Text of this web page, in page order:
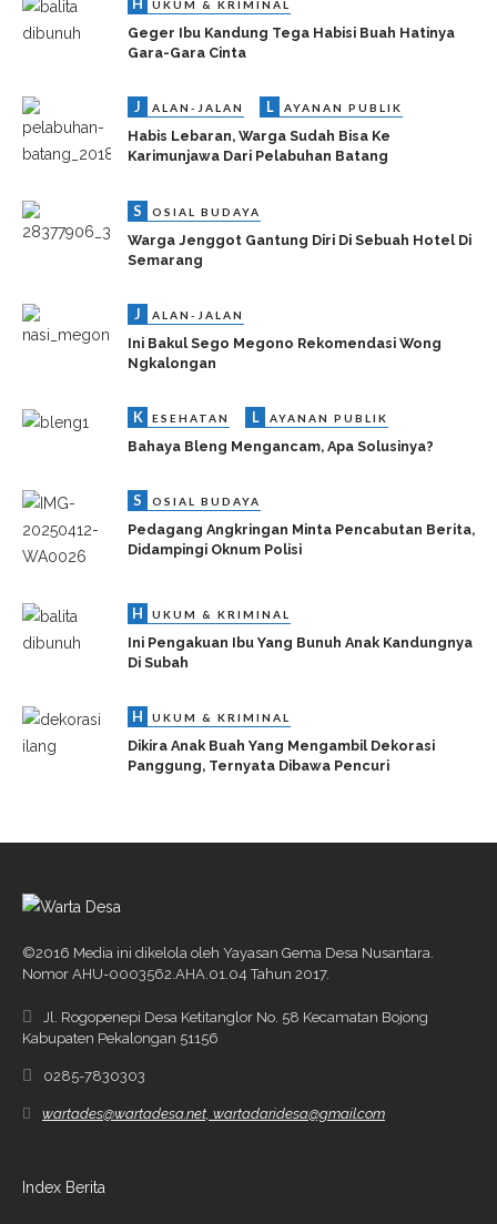
H UKUM & KRIMINAL
Geger Ibu Kandung Tega Habisi Buah Hatinya
Gara-Gara Cinta
J ALAN-JALAN L AYANAN PUBLIK
Habis Lebaran, Warga Sudah Bisa Ke
Karimunjawa Dari Pelabuhan Batang
S OSIAL BUDAYA
Warga Jenggot Gantung Diri Di Sebuah Hotel Di
Semarang
J ALAN-JALAN
Ini Bakul Sego Megono Rekomendasi Wong
Ngkalongan
K ESEHATAN L AYANAN PUBLIK
Bahaya Bleng Mengancam, Apa Solusinya?
S OSIAL BUDAYA
Pedagang Angkringan Minta Pencabutan Berita,
Didampingi Oknum Polisi
H UKUM & KRIMINAL
Ini Pengakuan Ibu Yang Bunuh Anak Kandungnya
Di Subah
H UKUM & KRIMINAL
Dikira Anak Buah Yang Mengambil Dekorasi
Panggung, Ternyata Dibawa Pencuri
©2016 Media ini dikelola oleh Yayasan Gema Desa Nusantara.
Nomor AHU-0003562.AHA.01.04 Tahun 2017.
Jl. Rogopenepi Desa Ketitanglor No. 58 Kecamatan Bojong
Kabupaten Pekalongan 51156
0285-7830303
wartades@wartadesa.net, wartadaridesa@gmail.com
Index Berita